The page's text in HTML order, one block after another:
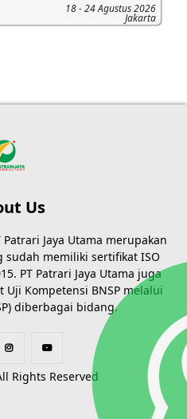
18 - 24 Agustus 2026
Jakarta
Us
Jaya Utama merupakan
sudah memiliki sertifikat ISO
PT Patrari Jaya Utama juga
Kompetensi BNSP melalui
diberbagai bidang.
Rights Reserved